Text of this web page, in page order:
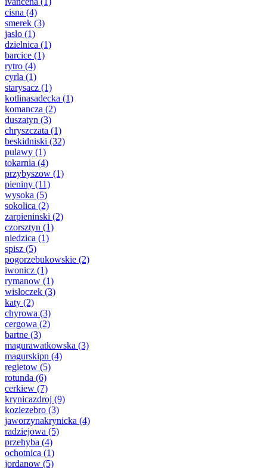
cisna (4)
smerek (3)
jaslo (1)
dzielnica (1)
barcice (1)
rytro (4)
cyrla (1)
starysacz (1)
kotlinasadecka (1)
komancza (2)
duszatyn (3)
chryszczata (1)
beskidniski (32)
pulawy (1)
tokarnia (4)
przybyszow (1)
pieniny (11)
wysoka (5)
sokolica (2)
zarpieninski (2)
czorsztyn (1)
niedzica (1)
spisz (5)
pogorzebukowskie (2)
iwonicz (1)
rymanow (1)
wisloczek (3)
katy (2)
chyrowa (3)
cergowa (2)
bartne (3)
magurawatkowska (3)
magurskipn (4)
regietow (5)
rotunda (6)
cerkiew (7)
krynicazdroj (9)
koziezebro (3)
jaworzynakrynicka (4)
radziejowa (5)
przehyba (4)
ochotnica (1)
jordanow (5)